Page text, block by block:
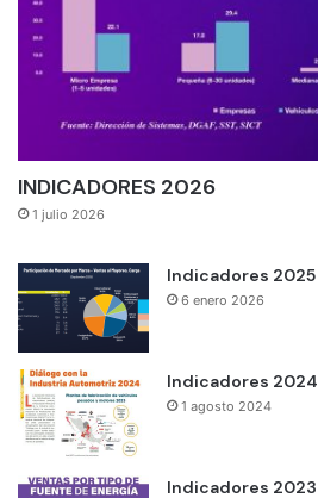
INDICADORES 2026
1 julio 2026
Indicadores 2025
6 enero 2026
Indicadores 2024
1 agosto 2024
Indicadores 2023